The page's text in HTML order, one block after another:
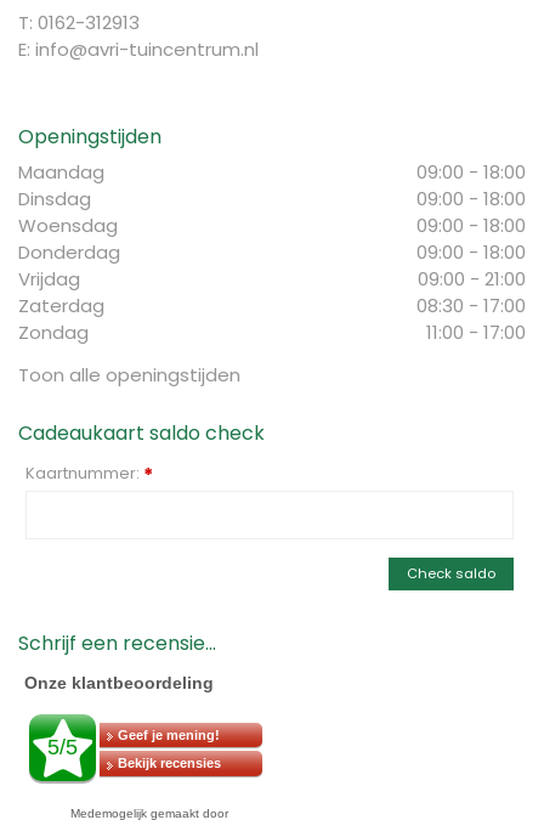
T: 0162-312913
E: info@avri-tuincentrum.nl
Openingstijden
Maandag
09:00 - 18:00
Dinsdag
09:00 - 18:00
Woensdag
09:00 - 18:00
Donderdag
09:00 - 18:00
Vrijdag
09:00 - 21:00
Zaterdag
08:30 - 17:00
Zondag
11:00 - 17:00
Toon alle openingstijden
Cadeaukaart saldo check
Kaartnummer: *
Check saldo
Schrijf een recensie...